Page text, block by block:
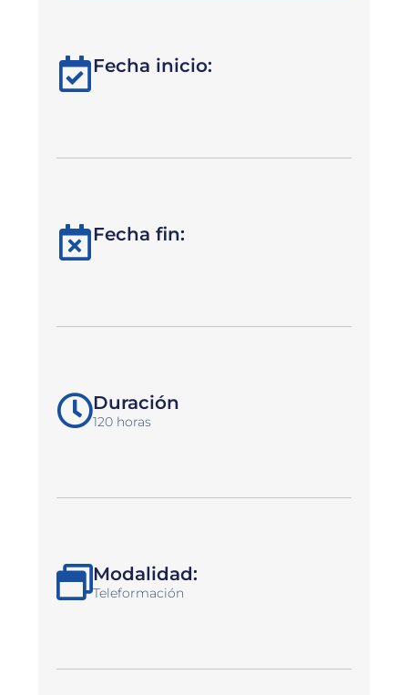
Fecha inicio:
Fecha fin:
Duración
120 horas
Modalidad:
Teleformación